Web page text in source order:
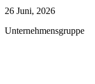
26 Juni, 2026
Unternehmensgruppe